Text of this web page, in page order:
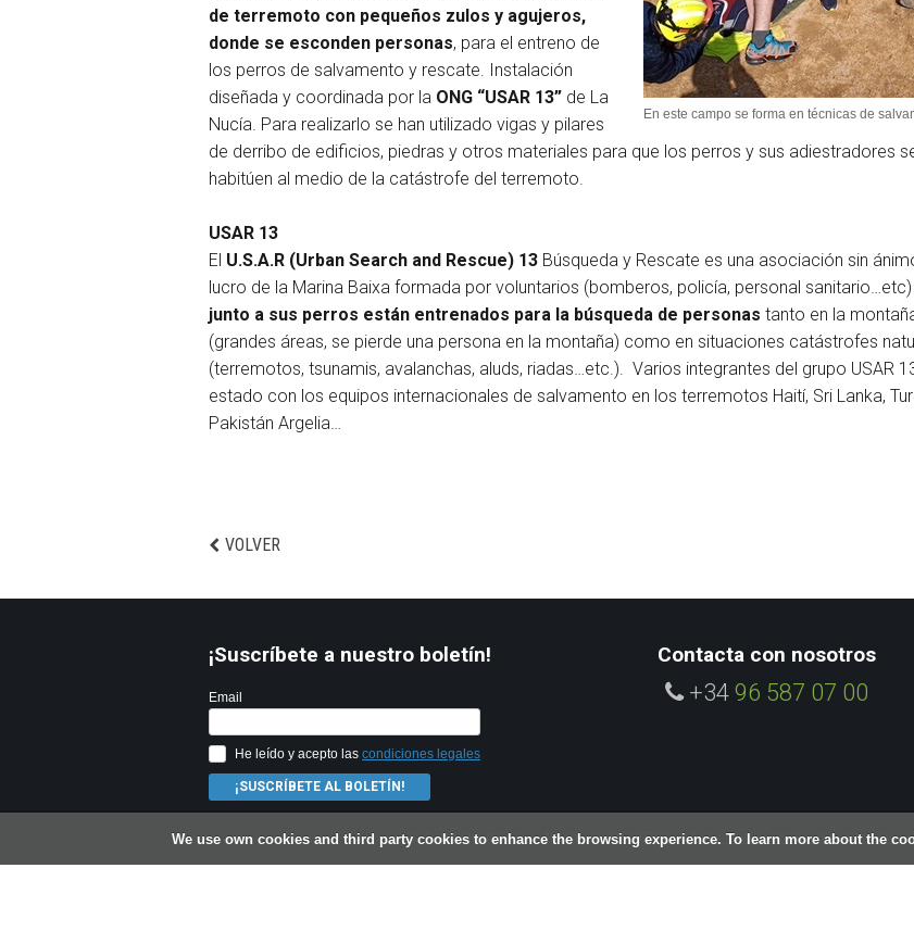
En este campo se forma en técnicas de
de terremoto con pequeños zulos y agujeros,
donde se esconden personas, para el entreno de
los perros de salvamento y rescate. Instalación
diseñada y coordinada por la ONG “USAR 13” de La
Nucía. Para realizarlo se han utilizado vigas y pilares
de derribo de edificios, piedras y otros materiales para que los perros y sus adiestradores
habitúen al medio de la catástrofe del terremoto.
USAR 13
El U.S.A.R (Urban Search and Rescue) 13 Búsqueda y Rescate es una asociación sin
lucro de la Marina Baixa formada por voluntarios (bomberos, policía, personal sanitario…etc)
junto a sus perros están entrenados para la búsqueda de personas tanto en la
(grandes áreas, se pierde una persona en la montaña) como en situaciones catástrofes
(terremotos, tsunamis, avalanchas, aluds, riadas…etc.). Varios integrantes del grupo USAR
estado con los equipos internacionales de salvamento en los terremotos Haití, Sri Lanka,
Pakistán Argelia…
VOLVER
¡Suscríbete a nuestro boletín!
Email
He leído y acepto las condiciones legales
¡SUSCRÍBETE AL BOLETÍN!
Contacta con nosotros
+34 96 587 07 00
© Ayuntamiento de La Nucía - 96 587 07 00 Aviso legal Política de privacidad
We use own cookies and third party cookies to enhance the browsing experience. To learn more about the